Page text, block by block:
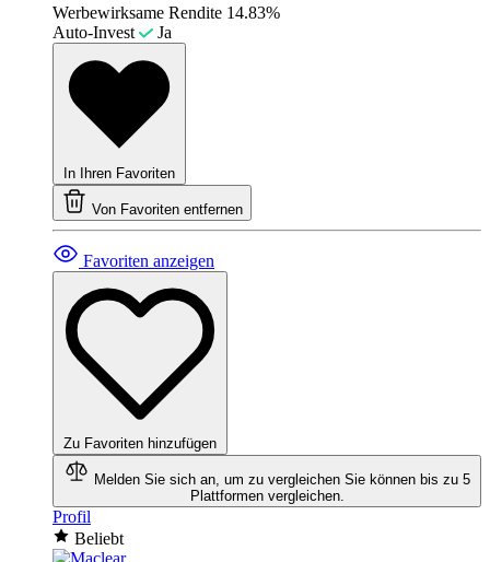
Werbewirksame Rendite 14.83%
Auto-Invest
Ja
In Ihren Favoriten
Von Favoriten entfernen
Favoriten anzeigen
Zu Favoriten hinzufügen
Melden Sie sich an, um zu vergleichen Sie können bis zu 5
Plattformen vergleichen.
Profil
Beliebt